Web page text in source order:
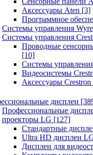
Аксессуары Aten [3]
Программное
Системы управления
Системы управления
Проводные
[10]
Системы
Видеосистемы
Аксессуары Crestron
дисплеи
Профессиональные
проекторы LG [127]
Стандартные
Ultra HD дисплеи
Дисплеи для